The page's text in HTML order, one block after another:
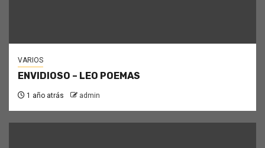
VARIOS
ENVIDIOSO – LEO POEMAS
1 año atrás admin